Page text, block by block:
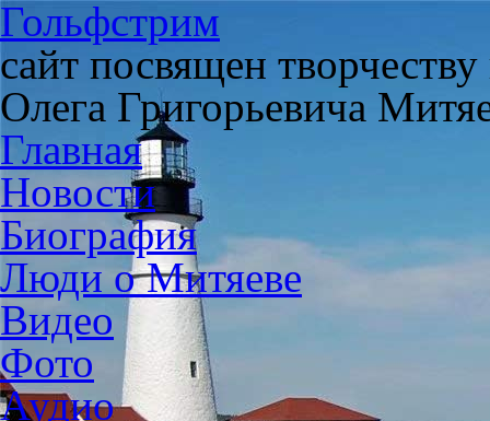
Гольфстрим
сайт посвящен
Олега Григорьевича
Главная
Новости
Биография
Люди о Митяеве
Видео
Фото
Аудио